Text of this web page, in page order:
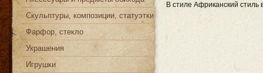
Скульптуры, композиции, статуэтки
Фарфор, стекло
Украшения
Игрушки
В стиле Африканский стиль